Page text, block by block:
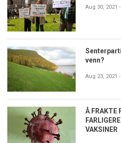
Aug 30, 2021 -
venn?
Aug 23, 2021
Å FRAKTE
VAKSINER